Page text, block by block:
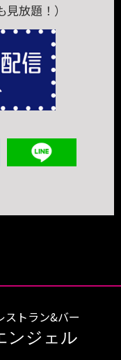
放題！）
ストラン&バー
ンジェル